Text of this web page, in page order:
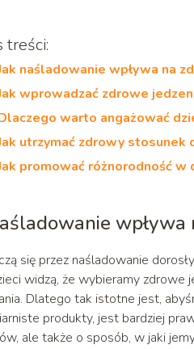
treści:
naśladowanie wpływa na
wprowadzać zdrowe
warto angażować
utrzymać zdrowy stosunek
promować różnorodność w
się przez naśladowanie
widzą, że wybieramy zdrowe
Dlatego tak istotne jest,
produkty, jest bardziej
ale także o sposób, w jaki